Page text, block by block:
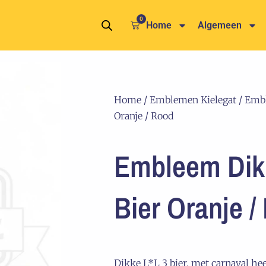
0
Winkelwagen
Home Algemeen
Home / Emblemen Kielegat /
Oranje / Rood
Embleem
Bier Oranje /
Dikke L*L 3 bier, met carnaval